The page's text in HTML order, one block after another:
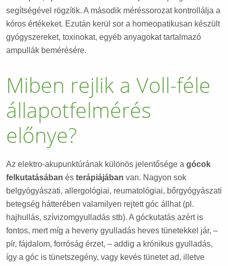
segítségével rögzítik. A második méréssorozat kontrollálja a
kóros értékeket. Ezután kerül sor a homeopatikusan készült
gyógyszereket, toxinokat, egyéb anyagokat tartalmazó
ampullák bemérésére.
Miben rejlik a Voll-féle
állapotfelmérés
előnye?
Az elektro-akupunktúrának különös jelentősége a gócok
felkutatásában és terápiájában van. Nagyon sok
belgyógyászati, allergológiai, reumatológiai, bőrgyógyászati
betegség hátterében valamilyen rejtett góc állhat (pl.
hajhullás, szívizomgyulladás stb). A góckutatás azért is
fontos, mert míg a heveny gyulladás heves tünetekkel jár, –
pír, fájdalom, forróság érzet, – addig a krónikus gyulladás,
így a góc is tünetszegény, vagy kevés tünetet ad, illetve